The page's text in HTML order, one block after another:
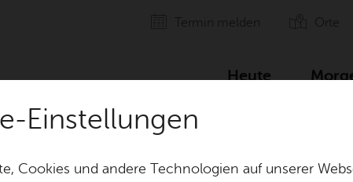
Ter­min mel­den Orte
Heute
Einstellungen
Cookies und andere Technologien auf unserer